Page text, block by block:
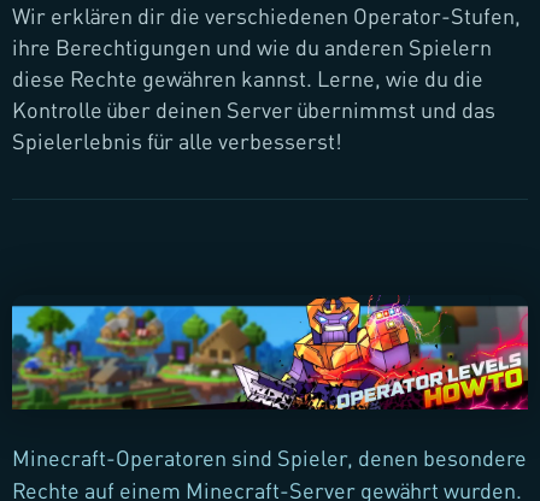
Wir erklären dir die verschiedenen Operator-Stufen,
ihre Berechtigungen und wie du anderen Spielern
diese Rechte gewähren kannst. Lerne, wie du die
Kontrolle über deinen Server übernimmst und das
Spielerlebnis für alle verbesserst!
Minecraft-Operatoren sind Spieler, denen besondere
Rechte auf einem Minecraft-Server gewährt wurden.